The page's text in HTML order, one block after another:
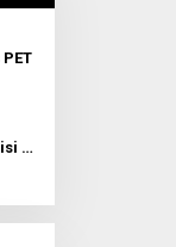
II